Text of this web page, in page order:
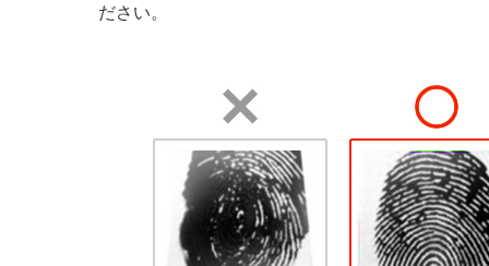
ださい。